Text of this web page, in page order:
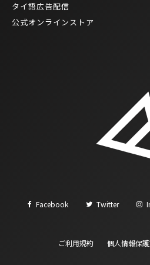
タイ語広告配信
公式オンラインストア
Facebook Twitter
ご利用規約 個人情報保